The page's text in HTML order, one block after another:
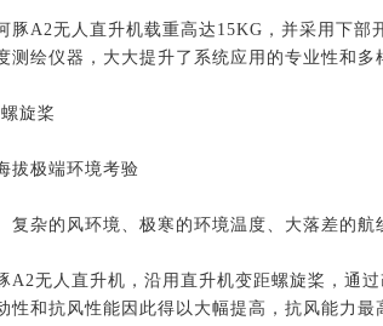
豚A2无人直升机载重高达15KG，并采用下
测绘仪器，大大提升了系统应用的专业性和多
旋桨
拔极端环境考验
复杂的风环境、极寒的环境温度、大落差的
A2无人直升机，沿用直升机变距螺旋桨，通
性和抗风性能因此得以大幅提高，抗风能力最